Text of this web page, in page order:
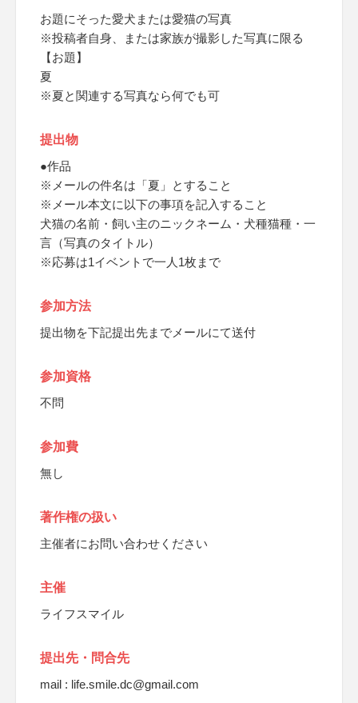
お題にそった愛犬または愛猫の写真
※投稿者自身、または家族が撮影した写真に限る
【お題】
夏
※夏と関連する写真なら何でも可
提出物
●作品
※メールの件名は「夏」とすること
※メール本文に以下の事項を記入すること
犬猫の名前・飼い主のニックネーム・犬種猫種・一
言（写真のタイトル）
※応募は1イベントで一人1枚まで
参加方法
提出物を下記提出先までメールにて送付
参加資格
不問
参加費
無し
著作権の扱い
主催者にお問い合わせください
主催
ライフスマイル
提出先・問合先
mail : life.smile.dc@gmail.com